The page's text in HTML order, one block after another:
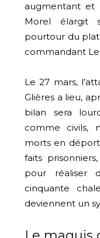
augmentant et
Morel élargit
pourtour du
commandant
Le 27 mars,
Glières a lieu,
bilan sera
comme civils,
morts en
faits
pour réaliser
cinquante
deviennent un